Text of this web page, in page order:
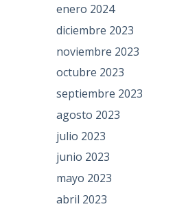
enero 2024
diciembre 2023
noviembre 2023
octubre 2023
septiembre 2023
agosto 2023
julio 2023
junio 2023
mayo 2023
abril 2023